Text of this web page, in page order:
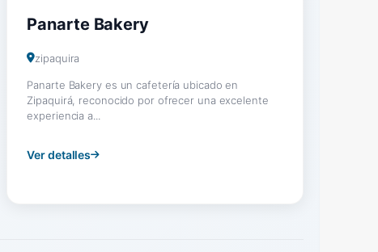
Panarte Bakery
zipaquira
Panarte Bakery es un cafetería ubicado en
Zipaquirá, reconocido por ofrecer una excelente
experiencia a...
Ver detalles